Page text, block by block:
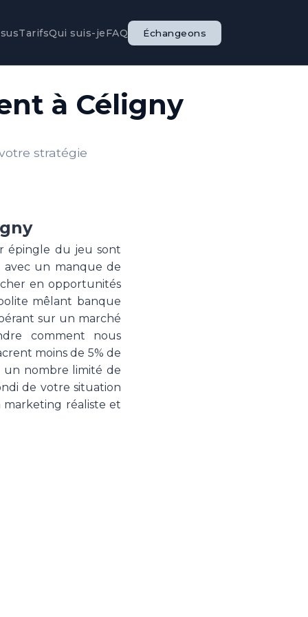
TarifsQui suis-jeFAQ Échangeons
à Céligny
stratégie
épingle du jeu sont
un manque de
en opportunités
mêlant banque
sur un marché
comment nous
moins de 5% de
un nombre limité de
de votre situation
marketing réaliste et